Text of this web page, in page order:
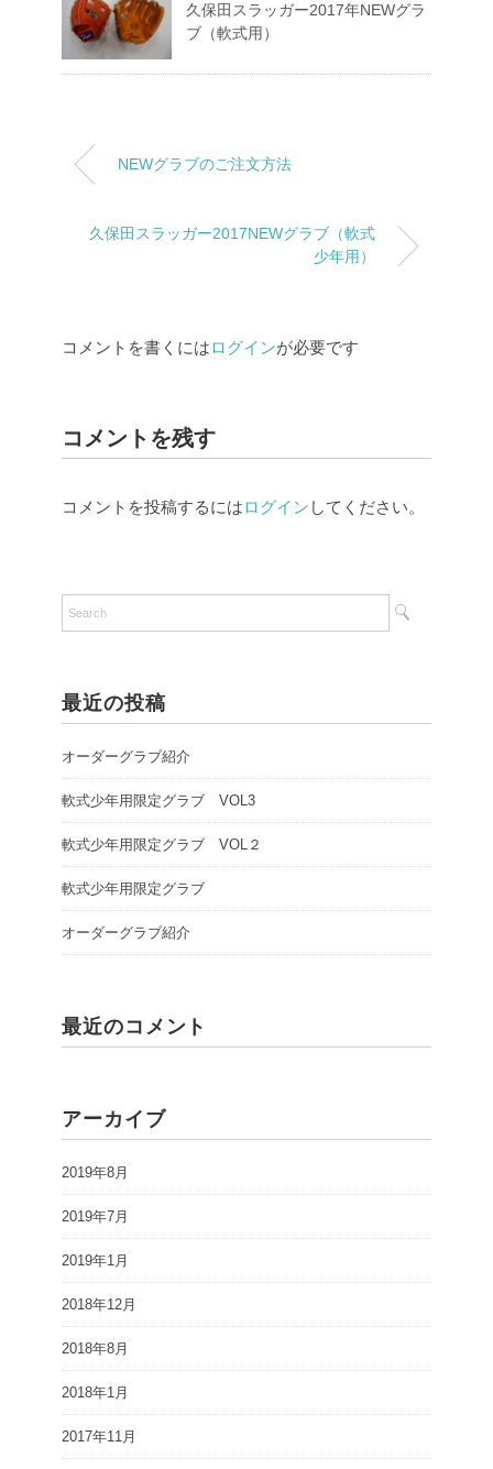
久保田スラッガー2017年NEWグラ
ブ（軟式用）
NEWグラブのご注文方法
久保田スラッガー2017NEWグラブ（軟式
少年用）
コメントを書くにはログインが必要です
コメントを残す
コメントを投稿するにはログイン してください。
最近の投稿
オーダーグラブ紹介
軟式少年用限定グラブ VOL3
軟式少年用限定グラブ VOL２
軟式少年用限定グラブ
オーダーグラブ紹介
最近のコメント
アーカイブ
2019年8月
2019年7月
2019年1月
2018年12月
2018年8月
2018年1月
2017年11月